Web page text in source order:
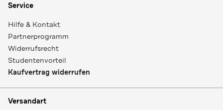
Service
Hilfe & Kontakt
Partnerprogramm
Widerrufsrecht
Studentenvorteil
Kaufvertrag widerrufen
Versandart